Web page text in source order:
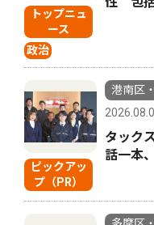
トップニュ
ース
政治
ピックアッ
プ（PR）
港南区
タック
話一本